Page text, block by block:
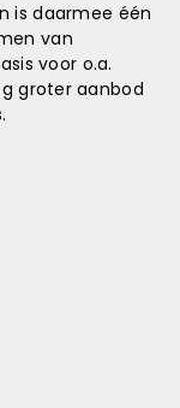
is daarmee één
van
voor o.a.
groter aanbod